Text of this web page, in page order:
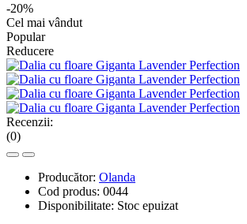
-20%
Cel mai vândut
Popular
Reducere
Recenzii:
(0)
Producător: Olanda
Cod produs: 0044
Disponibilitate: Stoc epuizat